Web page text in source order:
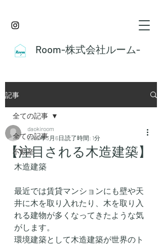
Room-株式会社ルーム-
記事
全ての記事
不動産
全ての記事
【注目される木造建築】
daokiroom
2022年3月6日 読了時間: 1分
木造建築
最近では賃貸マンションにも壁や天
井に木を取り入れたり、木を取り入
れる建物が多くなってきたような気
がします。
環境建築として木造建築が世界のト